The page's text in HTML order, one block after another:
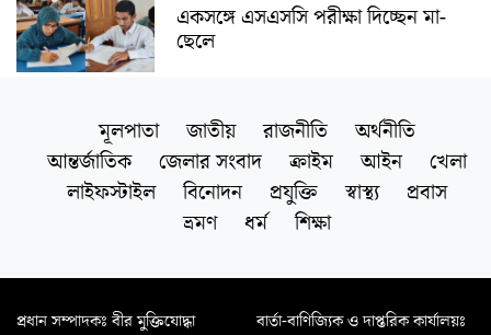
একসঙ্গে এসএসসি পরীক্ষা দিচ্ছেন মা-
ছেলে
মূলপাতা জাতীয় রাজনীতি
অর্থনীতি
আন্তর্জাতিক
জেলার সংবাদ ক্রাইম আইন
খেলা
লাইফস্টাইল
বিনোদন প্রযুক্তি স্বাস্থ্য
প্রবাস
ভ্রমণ
ধর্ম শিক্ষা
প্রধান সম্পাদকঃ বীর মুক্তিযোদ্ধা
বার্তা-বাণিজ্যিক ও দাপ্তরিক কার্যালয়ঃ